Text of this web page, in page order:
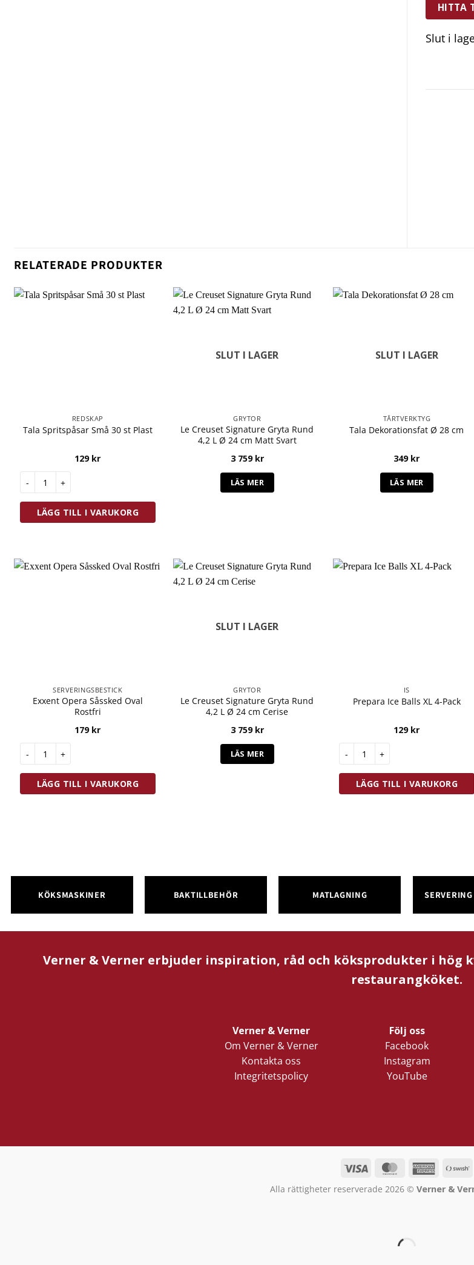
HITTA
Slut i
RELATERADE PRODUKTER
REDSKAP
Tala Spritspåsar Små 30 st Plast
129 kr
LÄGG TILL I VARUKORG
SLUT I LAGER
GRYTOR
Le Creuset Signature Gryta Rund
4,2 L Ø 24 cm Matt Svart
3 759 kr
LÄS MER
SLUT I LAGER
TÅRTVERKTYG
Tala Dekorationsfat Ø 28 cm
349 kr
LÄS MER
SERVERINGSBESTICK
Exxent Opera Såssked Oval
Rostfri
179 kr
LÄGG TILL I VARUKORG
SLUT I LAGER
GRYTOR
Le Creuset Signature Gryta Rund
4,2 L Ø 24 cm Cerise
3 759 kr
LÄS MER
IS
Prepara Ice Balls XL 4-Pack
129 kr
LÄGG TILL I VARUKORG
KÖKSMASKINER BAKTILLBEHÖR MATLAGNING
Verner & Verner erbjuder inspiration, råd och köksprodukter i hög
restaurangköket.
Verner & Verner
Om Verner & Verner
Kontakta oss
Integritetspolicy
Följ oss
Facebook
Instagram
YouTube
Visa MasterCardAmerican
Alla rättigheter reserverade 2026 © Verner &